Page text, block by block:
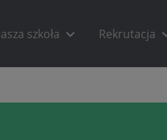
szkoła Rekrutacja